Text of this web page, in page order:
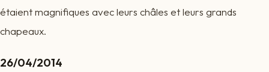
étaient magnifiques avec leurs châles et leurs grands
chapeaux.
26/04/2014